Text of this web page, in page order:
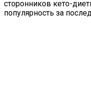
сторонников кето-
популярность за